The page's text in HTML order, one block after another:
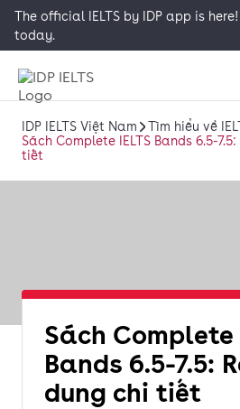
The official IELTS by IDP app is here!
today.
IDP IELTS Việt Nam
Tìm hiểu về
Sách Complete IELTS Bands 6.5-
tiết
Sách Complete
Bands 6.5-7.5:
dung chi tiết